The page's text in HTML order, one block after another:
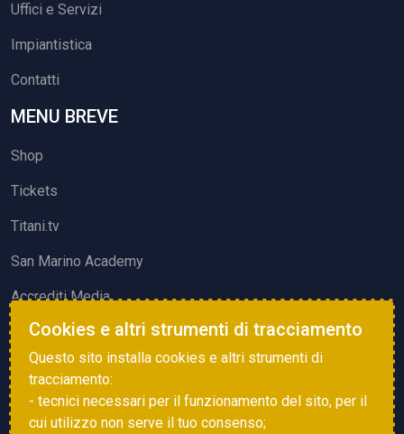
Uffici e Servizi
Impiantistica
Contatti
MENU BREVE
Shop
Tickets
Titani.tv
San Marino Academy
Accrediti Media
ATTIVITÀ ED EVENTI
Squadre di Calcio
Associazione Sammarinese Arbitri
Cookies e altri strumenti di tracciamento
Questo sito installa cookies e altri strumenti di
tracciamento:
- tecnici necessari per il funzionamento del sito, per il
cui utilizzo non serve il tuo consenso;